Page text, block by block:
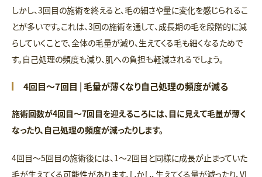
しかし、3回目の施術を終えると、毛の細さや量に変化を感じられるこ
とが多いです。これは、3回の施術を通して、成長期の毛を段階的に減
らしていくことで、全体の毛量が減り、生えてくる毛も細くなるためで
す。自己処理の頻度も減り、肌への負担も軽減されるでしょう。
4回目～7回目 | 毛量が薄くなり自己処理の頻度が減る
施術回数が4回目〜7回目を迎えるころには、目に見えて毛量が薄く
なったり、自己処理の頻度が減ったりします。
4回目〜5回目の施術後には、1〜2回目と同様に成長が止まっていた
毛が生えてくる可能性があります。しかし、生えてくる量が減ったり、VI